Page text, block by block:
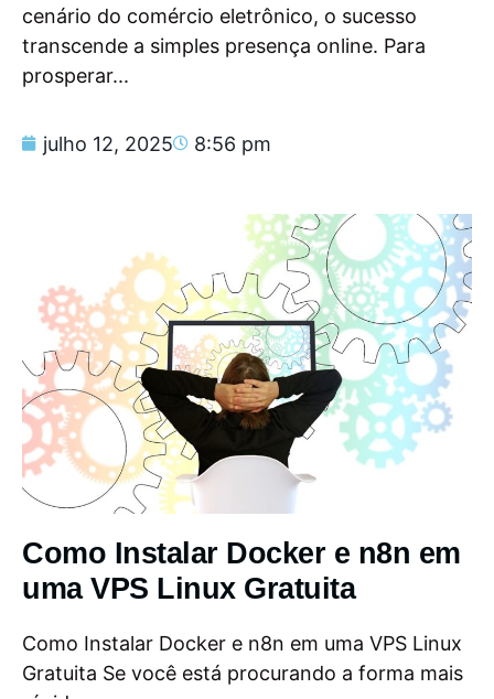
cenário do comércio eletrônico, o sucesso
transcende a simples presença online. Para
prosperar...
julho 12, 2025 8:56 pm
Como Instalar Docker e n8n em
uma VPS Linux Gratuita
Como Instalar Docker e n8n em uma VPS Linux
Gratuita Se você está procurando a forma mais